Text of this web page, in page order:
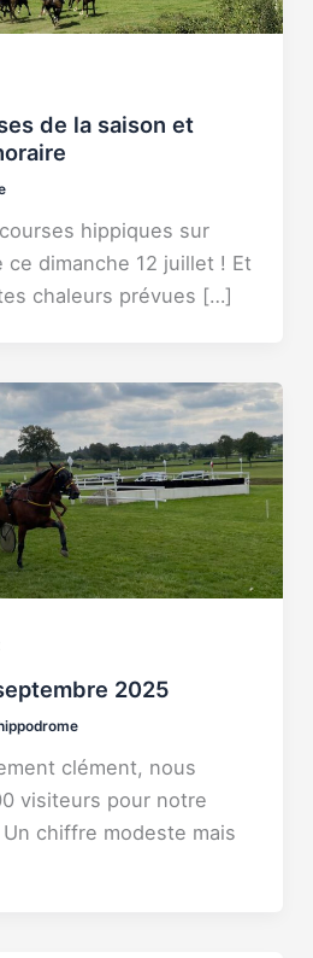
de la saison et
hippiques sur
ce dimanche 12 juillet ! Et
chaleurs prévues […]
2025
clément, nous
visiteurs pour notre
chiffre modeste mais